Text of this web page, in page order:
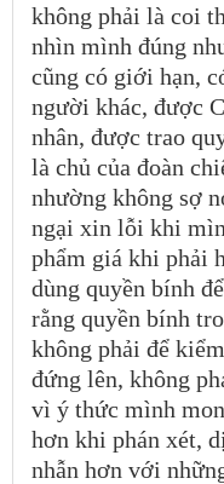
không phải là coi
nhìn mình đúng
cũng có giới hạn,
người khác, được
nhân, được trao
là chủ của đoàn
nhường không sợ
ngại xin lỗi khi
phẩm giá khi phải
dùng quyền bính
rằng quyền bính
không phải để
đứng lên, không
vì ý thức mình
hơn khi phán xét,
nhẫn hơn với